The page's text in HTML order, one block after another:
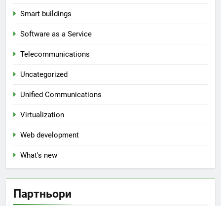
Smart buildings
Software as a Service
Telecommunications
Uncategorized
Unified Communications
Virtualization
Web development
What's new
Партньори